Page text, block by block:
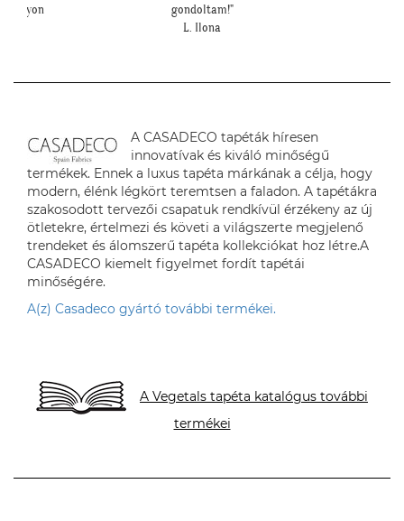
beszél!:)"
H. Anita
A CASADECO tapéták híresen
innovatívak és kiváló minőségű
termékek. Ennek a luxus tapéta márkának a célja, hogy
modern, élénk légkört teremtsen a faladon. A tapétákra
szakosodott tervezői csapatuk rendkívül érzékeny az új
ötletekre, értelmezi és követi a világszerte megjelenő
trendeket és álomszerű tapéta kollekciókat hoz létre.A
CASADECO kiemelt figyelmet fordít tapétái
minőségére.
A(z) Casadeco gyártó további termékei.
A Vegetals tapéta katalógus további
termékei